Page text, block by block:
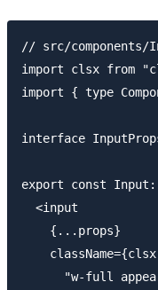
// src/components/
import clsx from
import { type
interface
export const
  <input
    {...props}
"w-full